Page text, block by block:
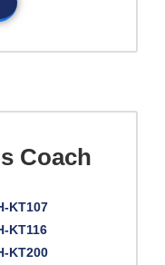
Coach
KT107
KT116
KT200